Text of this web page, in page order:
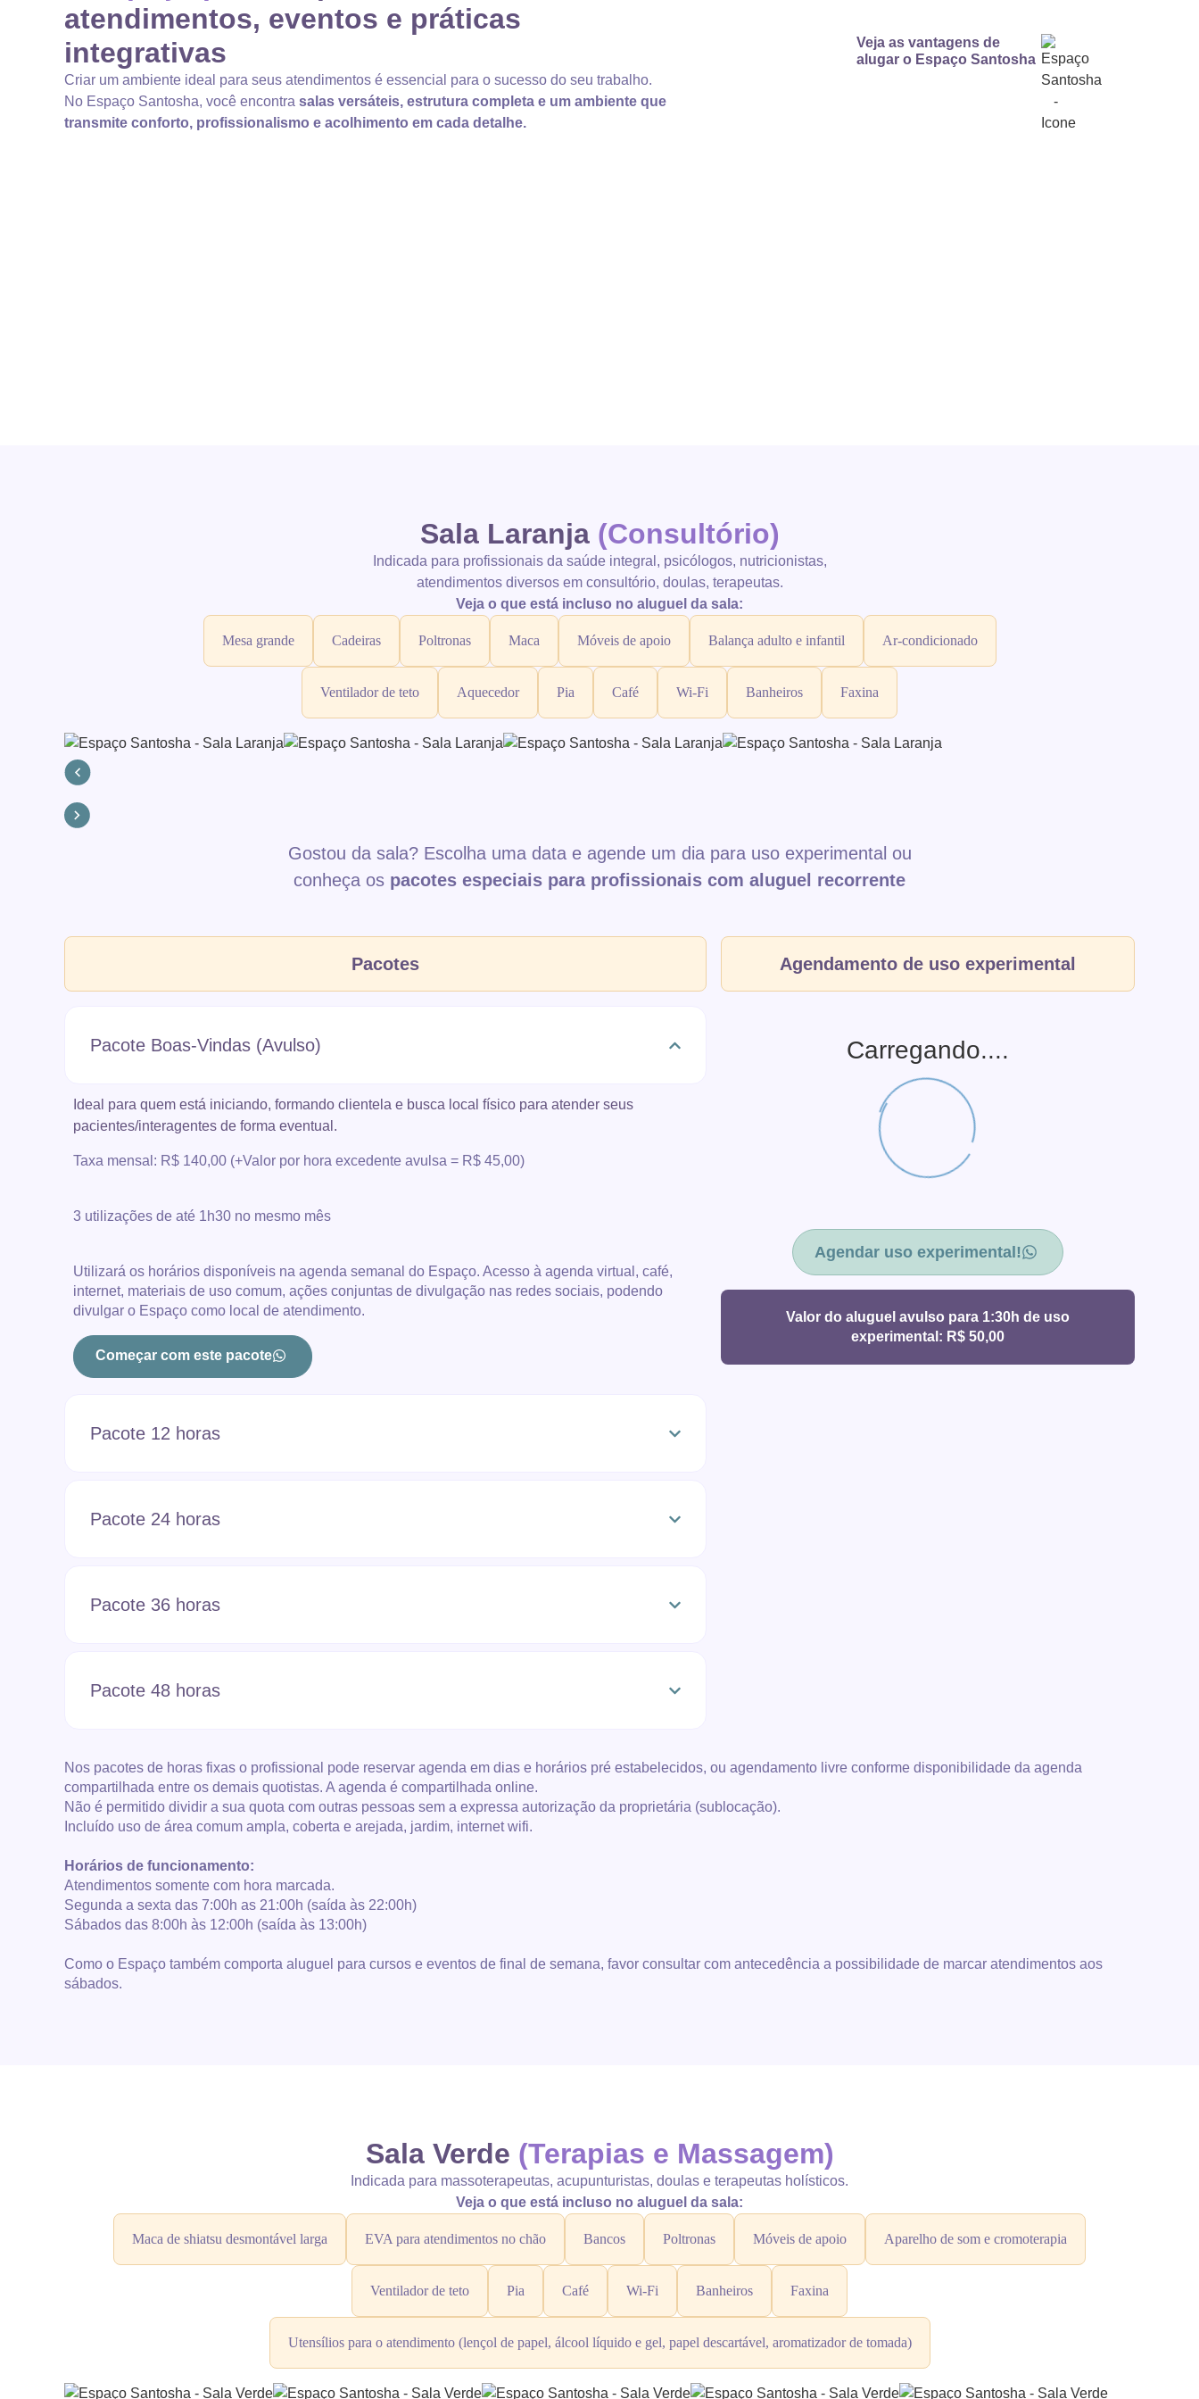
atendimentos, eventos e práticas
integrativas
Criar um ambiente ideal para seus atendimentos é essencial para o sucesso do seu trabalho.
No Espaço Santosha, você encontra salas versáteis, estrutura completa e um ambiente que
transmite conforto, profissionalismo e acolhimento em cada detalhe.
Veja as vantagens de
alugar o Espaço Santosha
Sala Laranja (Consultório)
Indicada para profissionais da saúde integral, psicólogos, nutricionistas,
atendimentos diversos em consultório, doulas, terapeutas.
Veja o que está incluso no aluguel da sala:
Mesa grande Cadeiras Poltronas Maca Móveis de apoio Balança adulto e infantil Ar-condicionado
Ventilador de teto Aquecedor Pia Café Wi-Fi Banheiros Faxina
Gostou da sala? Escolha uma data e agende um dia para uso experimental ou
conheça os pacotes especiais para profissionais com aluguel recorrente
Pacotes
Pacote Boas-Vindas (Avulso)
Ideal para quem está iniciando, formando clientela e busca local físico para atender seus
pacientes/interagentes de forma eventual.
Taxa mensal: R$ 140,00 (+Valor por hora excedente avulsa = R$ 45,00)
3 utilizações de até 1h30 no mesmo mês
Utilizará os horários disponíveis na agenda semanal do Espaço. Acesso à agenda virtual, café,
internet, materiais de uso comum, ações conjuntas de divulgação nas redes sociais, podendo
divulgar o Espaço como local de atendimento.
Começar com este pacote
Pacote 12 horas
Pacote 24 horas
Pacote 36 horas
Pacote 48 horas
Agendamento de uso experimental
Carregando....
Agendar uso experimental!
Valor do aluguel avulso para 1:30h de uso
experimental: R$ 50,00
Nos pacotes de horas fixas o profissional pode reservar agenda em dias e horários pré estabelecidos, ou agendamento livre conforme disponibilidade da agenda
compartilhada entre os demais quotistas. A agenda é compartilhada online.
Não é permitido dividir a sua quota com outras pessoas sem a expressa autorização da proprietária (sublocação).
Incluído uso de área comum ampla, coberta e arejada, jardim, internet wifi.
Horários de funcionamento:
Atendimentos somente com hora marcada.
Segunda a sexta das 7:00h as 21:00h (saída às 22:00h)
Sábados das 8:00h às 12:00h (saída às 13:00h)
Como o Espaço também comporta aluguel para cursos e eventos de final de semana, favor consultar com antecedência a possibilidade de marcar atendimentos aos
sábados.
Sala Verde (Terapias e Massagem)
Indicada para massoterapeutas, acupunturistas, doulas e terapeutas holísticos.
Veja o que está incluso no aluguel da sala:
Maca de shiatsu desmontável larga EVA para atendimentos no chão Bancos Poltronas Móveis de apoio Aparelho de som e cromoterapia
Ventilador de teto Pia Café Wi-Fi Banheiros Faxina
Utensílios para o atendimento (lençol de papel, álcool líquido e gel, papel descartável, aromatizador de tomada)